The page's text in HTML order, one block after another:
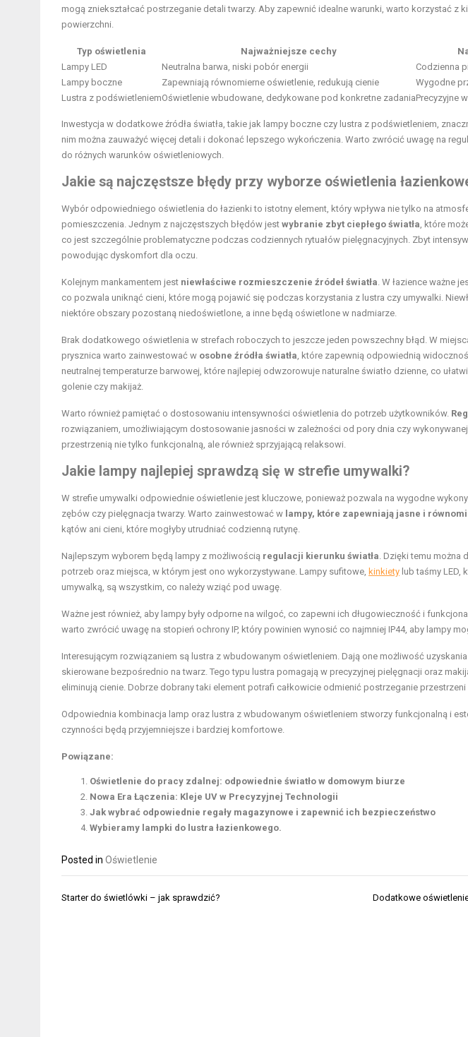
mogą zniekształcać postrzeganie detali twarzy. Aby zapewnić idealne warunki, warto korzystać z
powierzchni.
Typ oświetlenia Najważniejsze cechy
Lampy LED
Neutralna barwa, niski pobór energii
Codzienna
Lampy boczne
Zapewniają równomierne oświetlenie, redukują cienie
Wygodne
Lustra z podświetleniemOświetlenie wbudowane, dedykowane pod konkretne zadaniaPrecyzyjne
Inwestycja w dodatkowe źródła światła, takie jak lampy boczne czy lustra z podświetleniem,
nim można zauważyć więcej detali i dokonać lepszego wykończenia. Warto zwrócić uwagę na
do różnych warunków oświetleniowych.
Jakie są najczęstsze błędy przy wyborze oświetlenia
Wybór odpowiedniego oświetlenia do łazienki to istotny element, który wpływa nie tylko na
pomieszczenia. Jednym z najczęstszych błędów jest wybranie zbyt ciepłego światła, które
co jest szczególnie problematyczne podczas codziennych rytuałów pielęgnacyjnych. Zbyt
powodując dyskomfort dla oczu.
Kolejnym mankamentem jest niewłaściwe rozmieszczenie źródeł światła. W łazience ważne
co pozwala uniknąć cieni, które mogą pojawić się podczas korzystania z lustra czy umywalki.
niektóre obszary pozostaną niedoświetlone, a inne będą oświetlone w nadmiarze.
Brak dodatkowego oświetlenia w strefach roboczych to jeszcze jeden powszechny błąd. W
prysznica warto zainwestować w osobne źródła światła, które zapewnią odpowiednią
neutralnej temperaturze barwowej, które najlepiej odwzorowuje naturalne światło dzienne, co
golenie czy makijaż.
Warto również pamiętać o dostosowaniu intensywności oświetlenia do potrzeb użytkowników.
rozwiązaniem, umożliwiającym dostosowanie jasności w zależności od pory dnia czy
przestrzenią nie tylko funkcjonalną, ale również sprzyjającą relaksowi.
Jakie lampy najlepiej sprawdzą się w strefie umywalki?
W strefie umywalki odpowiednie oświetlenie jest kluczowe, ponieważ pozwala na wygodne
zębów czy pielęgnacja twarzy. Warto zainwestować w lampy, które zapewniają jasne i
kątów ani cieni, które mogłyby utrudniać codzienną rutynę.
Najlepszym wyborem będą lampy z możliwością regulacji kierunku światła. Dzięki temu można
potrzeb oraz miejsca, w którym jest ono wykorzystywane. Lampy sufitowe, kinkiety lub taśmy
umywalką, są wszystkim, co należy wziąć pod uwagę.
Ważne jest również, aby lampy były odporne na wilgoć, co zapewni ich długowieczność i
warto zwrócić uwagę na stopień ochrony IP, który powinien wynosić co najmniej IP44, aby lampy
Interesującym rozwiązaniem są lustra z wbudowanym oświetleniem. Dają one możliwość uzyskania
skierowane bezpośrednio na twarz. Tego typu lustra pomagają w precyzyjnej pielęgnacji oraz
eliminują cienie. Dobrze dobrany taki element potrafi całkowicie odmienić postrzeganie
Odpowiednia kombinacja lamp oraz lustra z wbudowanym oświetleniem stworzy funkcjonalną i
czynności będą przyjemniejsze i bardziej komfortowe.
Powiązane:
Oświetlenie do pracy zdalnej: odpowiednie światło w domowym biurze
Nowa Era Łączenia: Kleje UV w Precyzyjnej Technologii
Jak wybrać odpowiednie regały magazynowe i zapewnić ich bezpieczeństwo
Wybieramy lampki do lustra łazienkowego.
Posted in Oświetlenie
Nawigacja
Starter do świetlówki – jak sprawdzić?
Dodatkowe